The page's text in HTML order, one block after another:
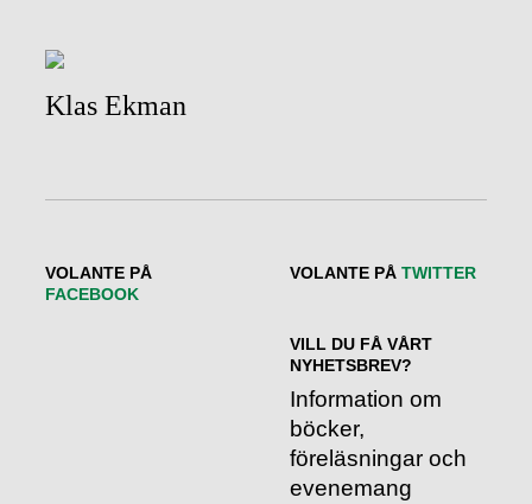
Klas Ekman
VOLANTE PÅ
FACEBOOK
VOLANTE PÅ TWITTER
VILL DU FÅ VÅRT
NYHETSBREV?
Information om
böcker,
föreläsningar och
evenemang